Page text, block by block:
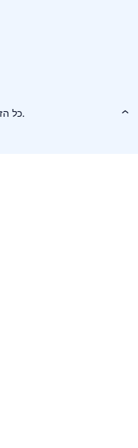
· כל הזכויות שמורות.